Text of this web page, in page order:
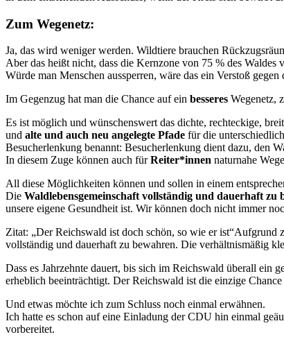
Zum Wegenetz:
Ja, das wird weniger werden. Wildtiere brauchen
Aber das heißt nicht, dass die Kernzone von 75 % des
Würde man Menschen aussperren, wäre das ein Verstoß
Im Gegenzug hat man die Chance auf ein besseres Wegenetz,
Es ist möglich und wünschenswert das dichte, rechteckige,
und alte und auch neu angelegte Pfade für die
Besucherlenkung benannt: Besucherlenkung dient dazu, den
In diesem Zuge können auch fürReiter*innen naturnahe
All diese Möglichkeiten können und sollen in einem
Die Waldlebensgemeinschaft vollständig und dauerhaft zu
unsere eigene Gesundheit ist. Wir können doch nicht immer
Zitat: „Der Reichswald ist doch schön, so wie er ist“Aufgrund
vollständig und dauerhaft zu bewahren. Die verhältnismäßig
Dass es Jahrzehnte dauert, bis sich im Reichswald überall
erheblich beeinträchtigt. Der Reichswald ist die einzige
Und etwas möchte ich zum Schluss noch einmal erwähnen.
Ich hatte es schon auf eine Einladung der CDU hin einmal
vorbereitet.